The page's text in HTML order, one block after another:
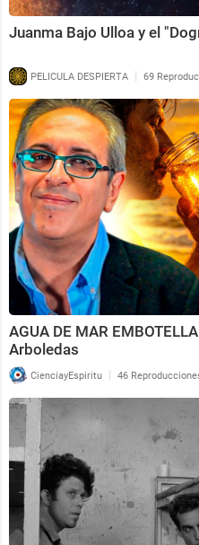
Juanma Bajo Ulloa y el
PELICULA DESPIERTA | 69
AGUA DE MAR
Arboledas
CienciayEspiritu | 46